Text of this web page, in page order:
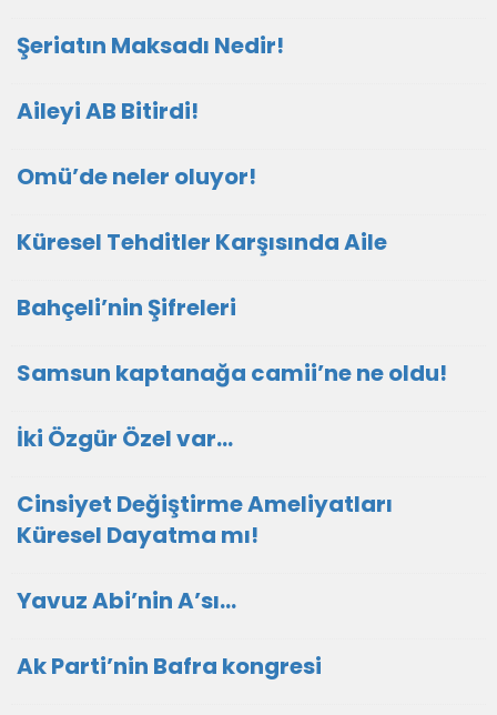
Şeriatın Maksadı Nedir!
Aileyi AB Bitirdi!
Omü’de neler oluyor!
Küresel Tehditler Karşısında Aile
Bahçeli’nin Şifreleri
Samsun kaptanağa camii’ne ne oldu!
İki Özgür Özel var…
Cinsiyet Değiştirme Ameliyatları
Küresel Dayatma mı!
Yavuz Abi’nin A’sı…
Ak Parti’nin Bafra kongresi